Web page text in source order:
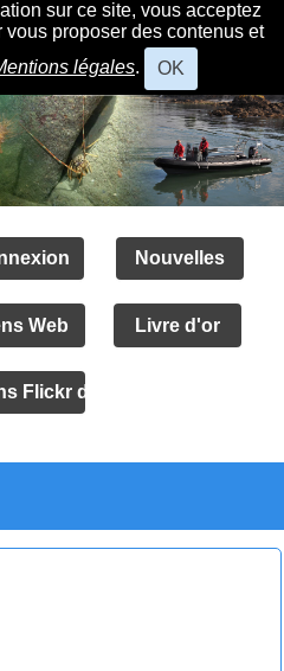
sur ce site, vous acceptez
proposer des contenus et
légales. OK
Nouvelles
Web Livre d'or
Flickr des amis